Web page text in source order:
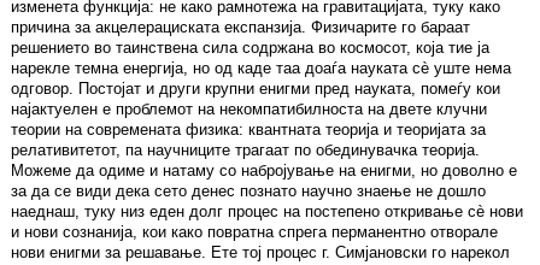
изменета функција: не како рамнотежа на гравитацијата, туку како
причина за акцелерациската експанзија. Физичарите го бараат
решението во таинствена сила содржана во космосот, која тие ја
нарекле темна енергија, но од каде таа доаѓа науката сè уште нема
одговор. Постојат и други крупни енигми пред науката, помеѓу кои
најактуелен е проблемот на некомпатибилноста на двете клучни
теории на современата физика: квантната теорија и теоријата за
релативитетот, па научниците трагаат по обединувачка теорија.
Можеме да одиме и натаму со набројување на енигми, но доволно е
за да се види дека сето денес познато научно знаење не дошло
наеднаш, туку низ еден долг процес на постепено откривање сè нови
и нови сознанија, кои како повратна спрега перманентно отворале
нови енигми за решавање. Ете тој процес г. Симјановски го нарекол